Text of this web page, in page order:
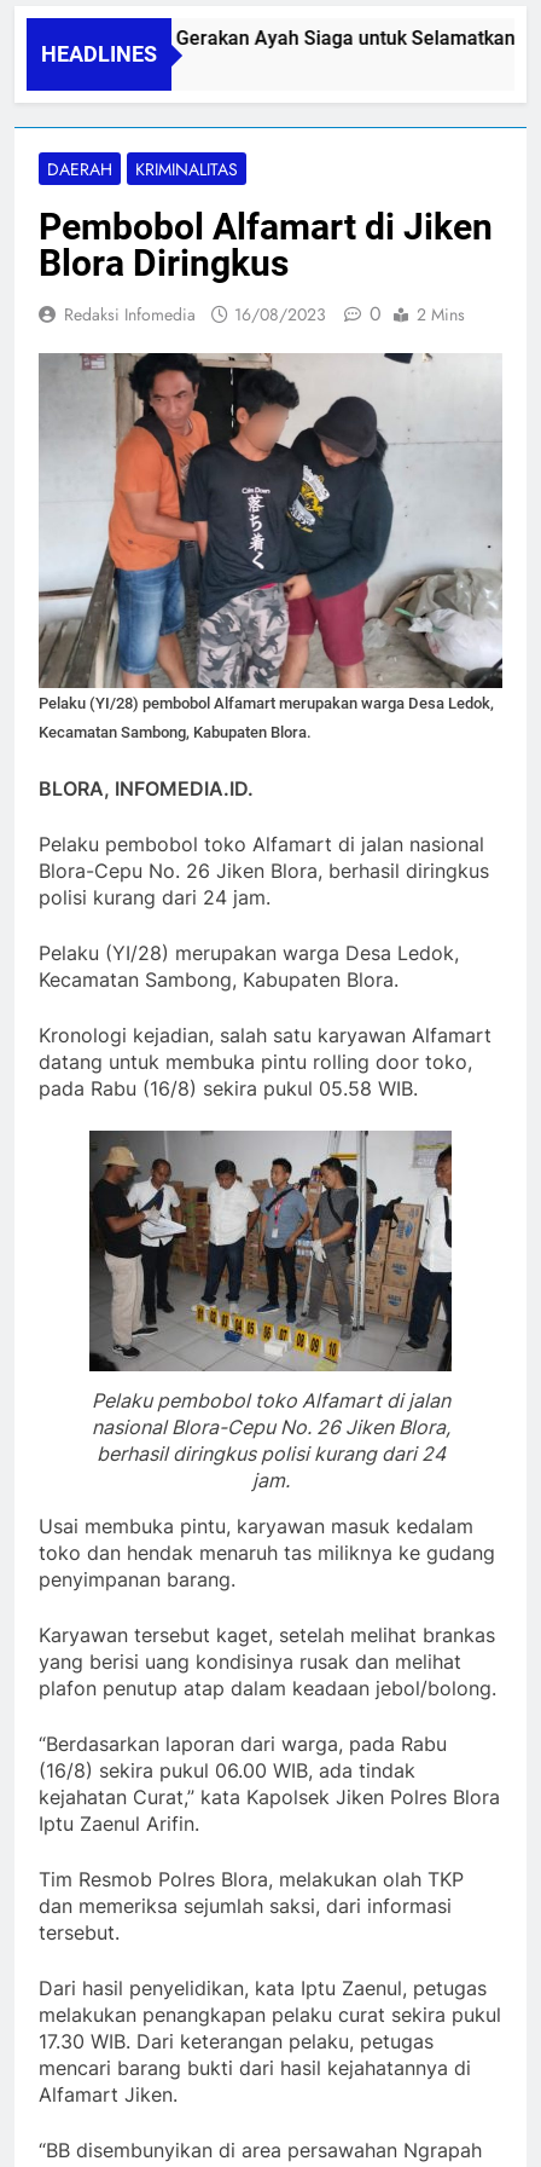
HEADLINES
PAPA SIDINI, Gerakan Ayah Siaga untuk Selamatkan Ibu
06/08/2026
DAERAH KRIMINALITAS
Pembobol Alfamart di Jiken
Blora Diringkus
Redaksi Infomedia 16/08/2023 0 2 Mins
Pelaku (YI/28) pembobol Alfamart merupakan warga Desa Ledok,
Kecamatan Sambong, Kabupaten Blora.
BLORA, INFOMEDIA.ID.
Pelaku pembobol toko Alfamart di jalan nasional
Blora-Cepu No. 26 Jiken Blora, berhasil diringkus
polisi kurang dari 24 jam.
Pelaku (YI/28) merupakan warga Desa Ledok,
Kecamatan Sambong, Kabupaten Blora.
Kronologi kejadian, salah satu karyawan Alfamart
datang untuk membuka pintu rolling door toko,
pada Rabu (16/8) sekira pukul 05.58 WIB.
Pelaku pembobol toko Alfamart di jalan
nasional Blora-Cepu No. 26 Jiken Blora,
berhasil diringkus polisi kurang dari 24
jam.
Usai membuka pintu, karyawan masuk kedalam
toko dan hendak menaruh tas miliknya ke gudang
penyimpanan barang.
Karyawan tersebut kaget, setelah melihat brankas
yang berisi uang kondisinya rusak dan melihat
plafon penutup atap dalam keadaan jebol/bolong.
“Berdasarkan laporan dari warga, pada Rabu
(16/8) sekira pukul 06.00 WIB, ada tindak
kejahatan Curat,” kata Kapolsek Jiken Polres Blora
Iptu Zaenul Arifin.
Tim Resmob Polres Blora, melakukan olah TKP
dan memeriksa sejumlah saksi, dari informasi
tersebut.
Dari hasil penyelidikan, kata Iptu Zaenul, petugas
melakukan penangkapan pelaku curat sekira pukul
17.30 WIB. Dari keterangan pelaku, petugas
mencari barang bukti dari hasil kejahatannya di
Alfamart Jiken.
“BB disembunyikan di area persawahan Ngrapah